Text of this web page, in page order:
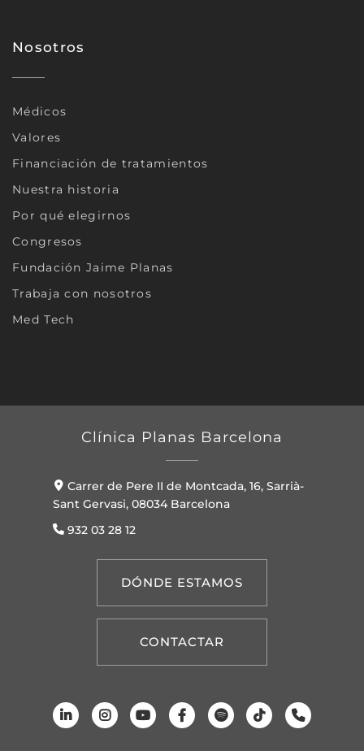
Nosotros
Médicos
Valores
Financiación de tratamientos
Nuestra historia
Por qué elegirnos
Congresos
Fundación Jaime Planas
Trabaja con nosotros
Med Tech
Clínica Planas Barcelona
Carrer de Pere II de Montcada, 16, Sarrià-
Sant Gervasi, 08034 Barcelona
932 03 28 12
DÓNDE ESTAMOS
CONTACTAR